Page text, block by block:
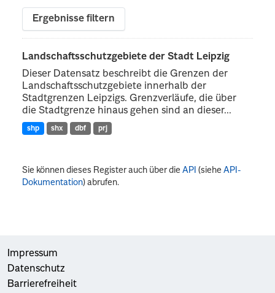
Ergebnisse filtern
Landschaftsschutzgebiete der Stadt Leipzig
Dieser Datensatz beschreibt die Grenzen der
Landschaftsschutzgebiete innerhalb der
Stadtgrenzen Leipzigs. Grenzverläufe, die über
die Stadtgrenze hinaus gehen sind an dieser...
shp shx dbf prj
Sie können dieses Register auch über dieAPI (sieheAPI-
Dokumentation) abrufen.
Impressum
Datenschutz
Barrierefreiheit